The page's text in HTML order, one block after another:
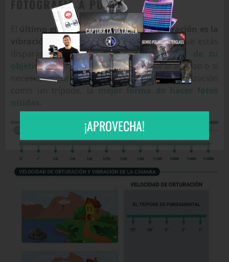
FOTOGRAFÍA A PULSO
último efecto de la velocidad de obturación es la
de la cámara. La velocidad a la que estás
disparando, junto con ladistancia focal de tu
objetivo, determinará si puedes disparar a pulso o si
necesitas usar algún mecanismo de estabilización
como un trípode, lamejor forma de hacer fotos
¡APROVECHA!